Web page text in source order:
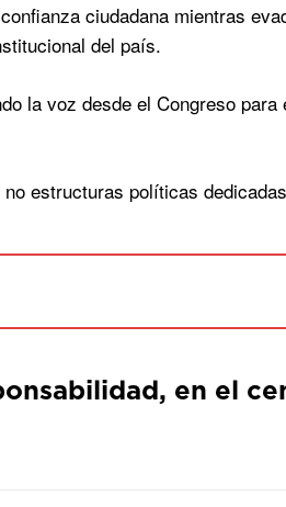
ciudadana mientras
del país.
la voz desde el Congreso
estructuras políticas
en el